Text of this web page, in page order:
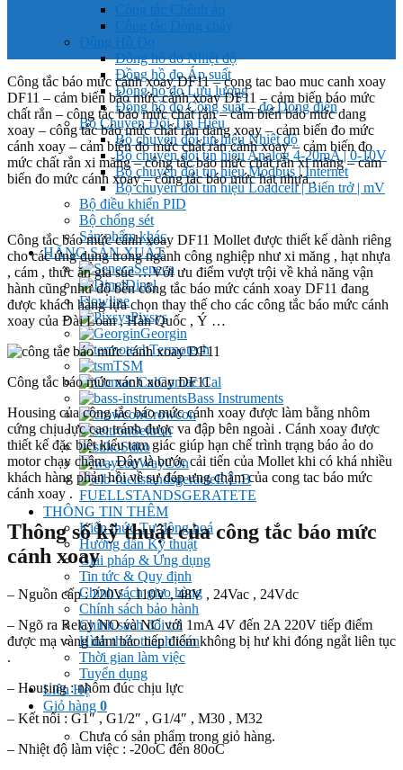
Công tắc Chênh áp
Công tắc Dòng chảy
Đồng Hồ Đo
Đồng hồ đo Nhiệt độ
Đồng hồ đo Áp suất
Đồng hồ đo Lưu lượng
Đồng hồ đo Công suất – đo Dòng điện
Bộ Chuyển Đổi Tín Hiệu
Bộ chuyển đổi tín hiệu Nhiệt độ
Bộ chuyển đổi tín hiệu Analog 4-20mA | 0-10V
Bộ chuyển đổi tín hiệu Modbus | Internet
Bộ chuyển đổi tín hiệu Loadcell | Biến trở | mV
Bộ điều khiển PID
Bộ chống sét
Sản phẩm khác
HÃNG SẢN XUẤT
Seneca
Dinel
Flowline
Pixsys
Georgin
Termotech
TSM
Comac Cal
Bass Instruments
Crowcon
Seitron
Stiko
WayCon
E.L.B
FUELLSTANDSGERATETE
THÔNG TIN THÊM
Kiến thức Tự đông hoá
Hướng dẫn Kỹ thuật
Giải pháp & Ứng dụng
Tin tức & Quy định
Chính sách giao hàng
Chính sách bảo hành
Chính sách đổi trả
Hình thức thanh toán
Thời gian làm việc
Tuyển dụng
Liên Hệ
Giỏ hàng 0
Chưa có sản phẩm trong giỏ hàng.
Công tắc báo mức cánh xoay DF11 – cong tac bao muc canh xoay
DF11 – cảm biến báo mức cánh xoay DF11 – cảm biến báo mức
chất rắn – công tắc báo mức chất rắn – cảm biến báo mức dang
xoay – công tắc báo mức chất rắn dạng xoay – cảm biến đo mức
cánh xoay – cảm biến đo mức chất rắn cánh xoay – cảm biến đo
mức chất rắn xi măng – công tắc báo mức chất rắn xi măng – cảm
biến đo mức cánh xoay – công tắc báo mức hạt nhựa .
Công tắc báo mức cánh xoay DF11 Mollet được thiết kế dành riêng
cho các ứng dụng trong ngành công nghiệp như xi măng , hạt nhựa
, cám , thức ăn gia súc …Với ưu điểm vượt trội về khả năng vận
hành cũng như độ bền công tắc báo mức cánh xoay DF11 đang
được khách hàng lựa chọn thay thế cho các công tắc báo mức cánh
xoay của Đài Loan , Hàn Quốc , Ý …
Công tắc báo mức xánh xoay DF11
Housing của công tắc báo mức cánh xoay được làm bằng nhôm
cứng chịu lực cao tránh được va đập bên ngoài . Cánh xoay được
thiết kế đặc biệt kiểu tam giác giúp hạn chế trình trạng báo ảo do
motor chạy chậm . Đây là bước cải tiến của Mollet khi có khá nhiều
khách hàng phản hồi về sự đáp ưng chậm của cong tac báo mức
cánh xoay .
Thông số kỹ thuật của công tắc báo mức
cánh xoay
– Nguồn cấp : 220V , 110V , 48V , 24Vac , 24Vdc
– Ngõ ra Relay NO và NC với 1mA 4V đến 2A 220V tiếp điểm
được mạ vàng đảm bảo tiếp điểm không bị hư khi đóng ngắt liên tục
.
– Housing : nhôm đúc chịu lực
– Kết nối : G1″ , G1/2″ , G1/4″ , M30 , M32
– Nhiệt độ làm việc : -20oC đến 80oC